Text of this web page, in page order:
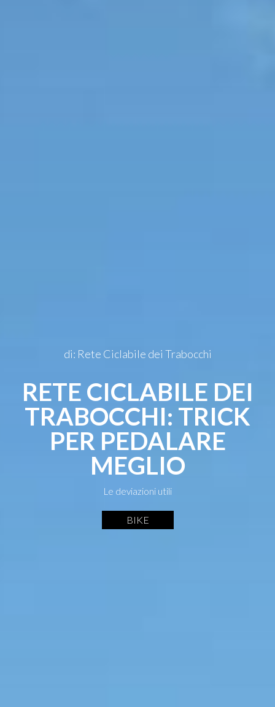
di: Rete Ciclabile dei Trabocchi
RETE CICLABILE DEI
TRABOCCHI: TRICK
PER PEDALARE
MEGLIO
Le deviazioni utili
BIKE